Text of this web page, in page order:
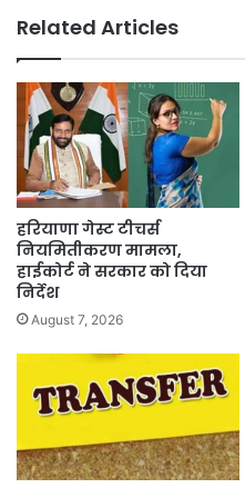
भी
फायदा;
केजरीवाल
कहा-
अब
कोई
बीमारी
नहीं
मरेगा
Related Articles
हरियाणा गेस्ट टीचर्स
नियमितीकरण मामला,
हाईकोर्ट ने सरकार को दिया
निर्देश
August 7, 2026